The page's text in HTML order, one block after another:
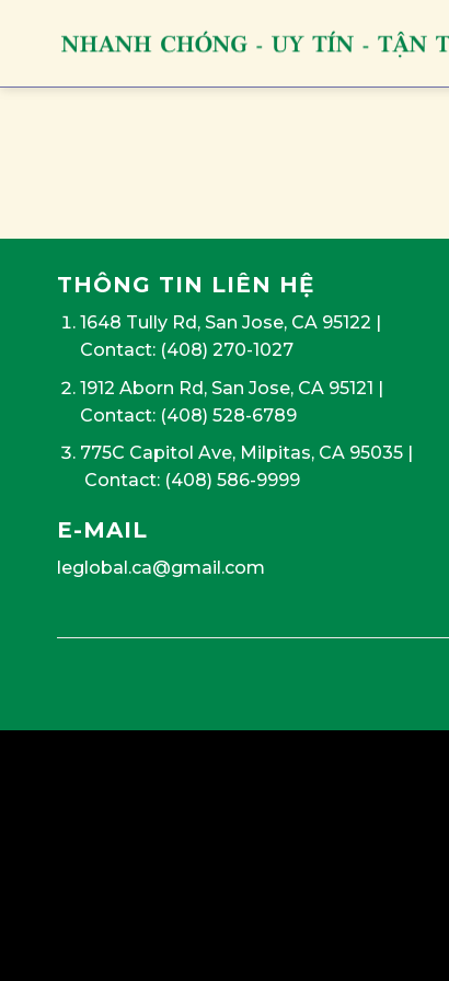
THÔNG TIN LIÊN HỆ
1648 Tully Rd, San Jose, CA 95122 |
Contact: (408) 270-1027
1912 Aborn Rd, San Jose, CA 95121 |
Contact: (408) 528-6789
775C Capitol Ave, Milpitas, CA 95035|
Contact: (408) 586-9999
E-MAIL
leglobal.ca@gmail.com